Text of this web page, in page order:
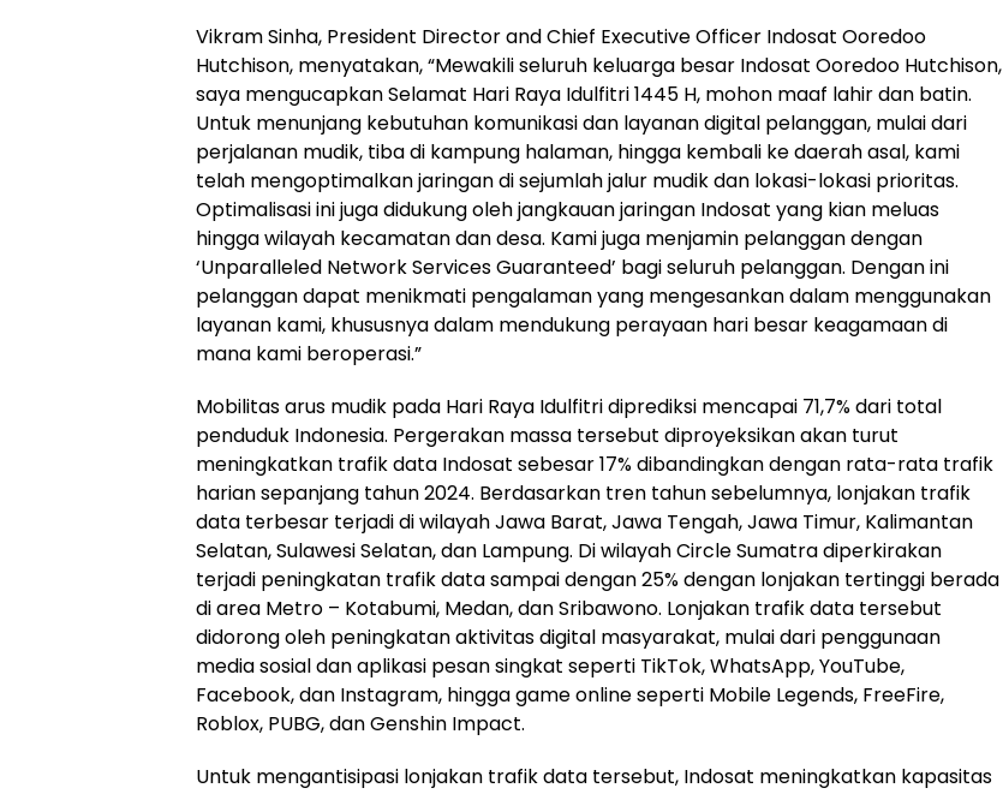
Vikram Sinha, President Director and Chief Executive Officer Indosat Ooredoo
Hutchison, menyatakan, “Mewakili seluruh keluarga besar Indosat Ooredoo Hutchison,
saya mengucapkan Selamat Hari Raya Idulfitri 1445 H, mohon maaf lahir dan batin.
Untuk menunjang kebutuhan komunikasi dan layanan digital pelanggan, mulai dari
perjalanan mudik, tiba di kampung halaman, hingga kembali ke daerah asal, kami
telah mengoptimalkan jaringan di sejumlah jalur mudik dan lokasi-lokasi prioritas.
Optimalisasi ini juga didukung oleh jangkauan jaringan Indosat yang kian meluas
hingga wilayah kecamatan dan desa. Kami juga menjamin pelanggan dengan
‘Unparalleled Network Services Guaranteed’ bagi seluruh pelanggan. Dengan ini
pelanggan dapat menikmati pengalaman yang mengesankan dalam menggunakan
layanan kami, khususnya dalam mendukung perayaan hari besar keagamaan di
mana kami beroperasi.”
Mobilitas arus mudik pada Hari Raya Idulfitri diprediksi mencapai 71,7% dari total
penduduk Indonesia. Pergerakan massa tersebut diproyeksikan akan turut
meningkatkan trafik data Indosat sebesar 17% dibandingkan dengan rata-rata trafik
harian sepanjang tahun 2024. Berdasarkan tren tahun sebelumnya, lonjakan trafik
data terbesar terjadi di wilayah Jawa Barat, Jawa Tengah, Jawa Timur, Kalimantan
Selatan, Sulawesi Selatan, dan Lampung. Di wilayah Circle Sumatra diperkirakan
terjadi peningkatan trafik data sampai dengan 25% dengan lonjakan tertinggi berada
di area Metro – Kotabumi, Medan, dan Sribawono. Lonjakan trafik data tersebut
didorong oleh peningkatan aktivitas digital masyarakat, mulai dari penggunaan
media sosial dan aplikasi pesan singkat seperti TikTok, WhatsApp, YouTube,
Facebook, dan Instagram, hingga game online seperti Mobile Legends, FreeFire,
Roblox, PUBG, dan Genshin Impact.
Untuk mengantisipasi lonjakan trafik data tersebut, Indosat meningkatkan kapasitas